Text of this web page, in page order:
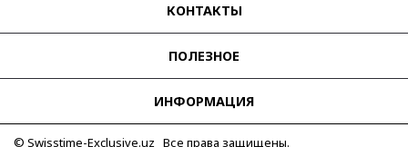
КОНТАКТЫ
ПОЛЕЗНОЕ
ИНФОРМАЦИЯ
© Swisstime-Exclusive.uz Все права защищены.